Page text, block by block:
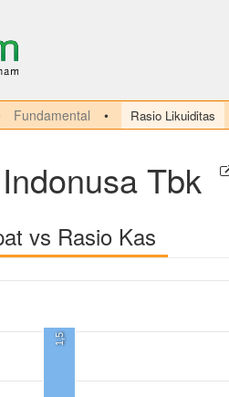
Fundamental Rasio Likuiditas
Tbk
vs Rasio Kas
1,5